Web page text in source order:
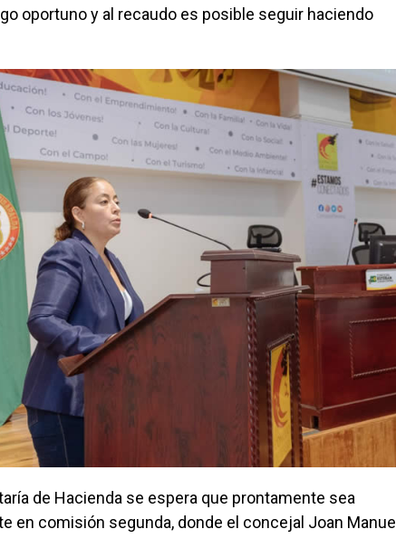
oportuno y al recaudo es posible seguir haciendo
de Hacienda se espera que prontamente sea
en comisión segunda, donde el concejal Joan Manuel